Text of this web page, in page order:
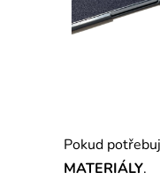
Pokud
MATERIÁLY.